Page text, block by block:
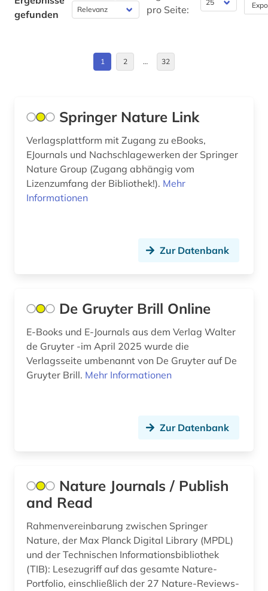
balkanromanistik (1)
bankwesen (1)
barock (1)
bauen im bestand (1)
bauforschung (2)
bauschaden (1)
baustoff (2)
bautechnik (3)
beherbergungsgewerbe tourismus
volkswirtschaft tourismus gaststättengewerbe
belgien (1)
benelux (1)
benin (1)
Deutschland (36)
Finnland (1)
Frankreich (12)
GUS (5)
Israel (3)
Italien (6)
Japan (2)
Jugoslawien (4)
Kroatien (6)
Litauen (4)
Makedonien (4)
Mecklenburg-Vorpommern (1)
Mittelamerika (5)
gefunden
pro Seite:
1 2 … 32
Springer Nature Link
Verlagsplattform mit Zugang zu eBooks,
EJournals und Nachschlagewerken der Springer
Nature Group (Zugang abhängig vom
Lizenzumfang der Bibliothek!). Mehr
Informationen
Zur Datenbank
De Gruyter Brill Online
E-Books und E-Journals aus dem Verlag Walter
de Gruyter -im April 2025 wurde die
Verlagsseite umbenannt von De Gruyter auf De
Gruyter Brill. Mehr Informationen
Zur Datenbank
Nature Journals / Publish
and Read
Rahmenvereinbarung zwischen Springer
Nature, der Max Planck Digital Library (MPDL)
und der Technischen Informationsbibliothek
(TIB): Lesezugriff auf das gesamte Nature-
Portfolio, einschließlich der 27 Nature-Reviews-